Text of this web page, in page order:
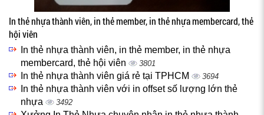
In thẻ nhựa thành viên, in thẻ member, in thẻ nhựa membercard, thẻ
hội viên
In thẻ nhựa thành viên, in thẻ member, in thẻ nhựa
membercard, thẻ hội viên
3801
In thẻ nhựa thành viên giá rẻ tại TPHCM 3694
In thẻ nhựa thành viên với in offset số lượng lớn thẻ
nhựa
3492